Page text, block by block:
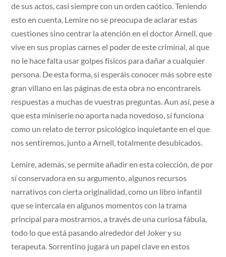
de sus actos, casi siempre con un orden caótico. Teniendo
esto en cuenta, Lemire no se preocupa de aclarar estas
cuestiones sino centrar la atención en el doctor Arnell, que
vive en sus propias carnes el poder de este criminal, al que
no le hace falta usar golpes físicos para dañar a cualquier
persona. De esta forma, si esperáis conocer más sobre este
gran villano en las páginas de esta obra no encontrareis
respuestas a muchas de vuestras preguntas. Aun así, pese a
que esta miniserie no aporta nada novedoso, sí funciona
como un relato de terror psicológico inquietante en el que
nos sentiremos, junto a Arnell, totalmente desubicados.
Lemire, además, se permite añadir en esta colección, de por
sí conservadora en su argumento, algunos recursos
narrativos con cierta originalidad, como un libro infantil
que se intercala en algunos momentos con la trama
principal para mostrarnos, a través de una curiosa fábula,
todo lo que está pasando alrededor del Joker y su
terapeuta. Sorrentino jugará un papel clave en estos